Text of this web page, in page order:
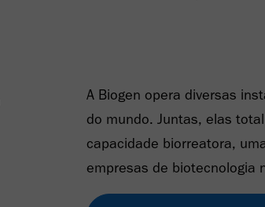
A Biogen opera diversas
do mundo. Juntas, elas
capacidade biorreatora,
empresas de biotecnologia